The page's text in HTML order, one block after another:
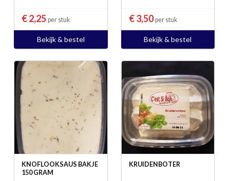
€ 2,25 per stuk
Bekijk & bestel
€ 3,50per stuk
Bekijk & bestel
KNOFLOOKSAUS BAKJE
150 GRAM
KRUIDENBOTER